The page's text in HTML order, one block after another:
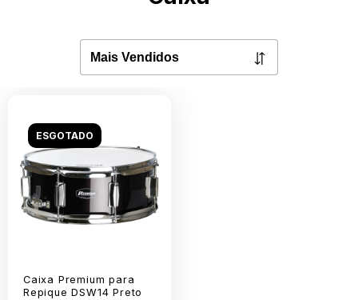
ESGOTADO
Caixa Premium para
Repique DSW14 Preto